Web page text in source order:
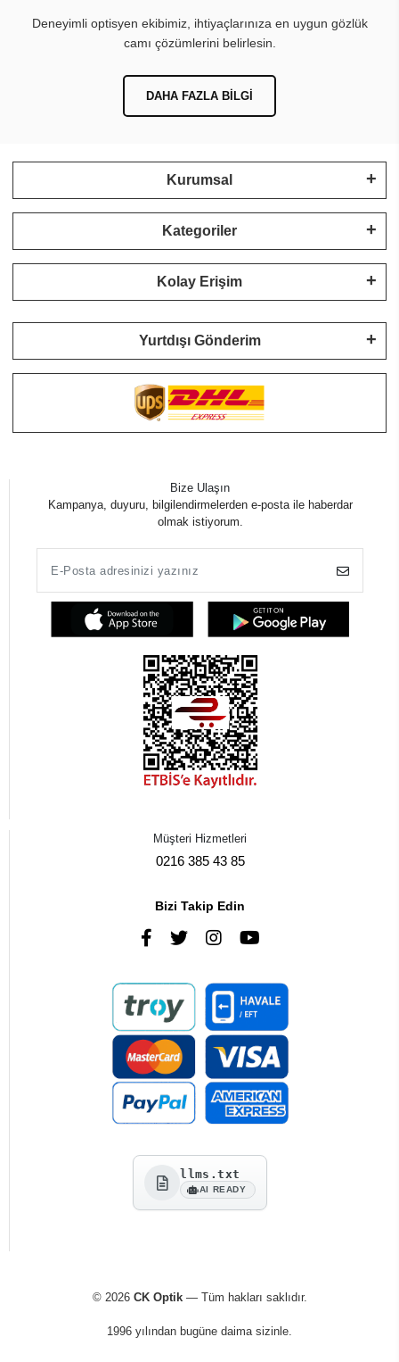
Deneyimli optisyen ekibimiz, ihtiyaçlarınıza en uygun gözlük
camı çözümlerini belirlesin.
DAHA FAZLA BILGI
Kurumsal
Kategoriler
Kolay Erişim
Yurtdışı Gönderim
Bize Ulaşın
Kampanya, duyuru, bilgilendirmelerden e-posta ile haberdar
olmak istiyorum.
Müşteri Hizmetleri
0216 385 43 85
Bizi Takip Edin
llms.txt
AI READY
© 2026 CK Optik— Tüm hakları saklıdır.
1996 yılından bugüne daima sizinle.